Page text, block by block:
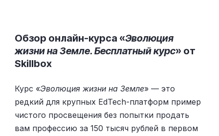
Обзор онлайн-курса «Эволюция
жизни на Земле. Бесплатный курс» от
Skillbox
Курс «Эволюция жизни на Земле» — это
редкий для крупных EdTech-платформ пример
чистого просвещения без попытки продать
вам профессию за 150 тысяч рублей в первом